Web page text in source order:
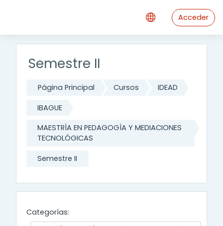
Acceder
Semestre II
Página Principal Cursos IDEAD
IBAGUE
MAESTRÍA EN PEDAGOGÍA Y MEDIACIONES
TECNOLÓGICAS
Semestre II
Categorías: